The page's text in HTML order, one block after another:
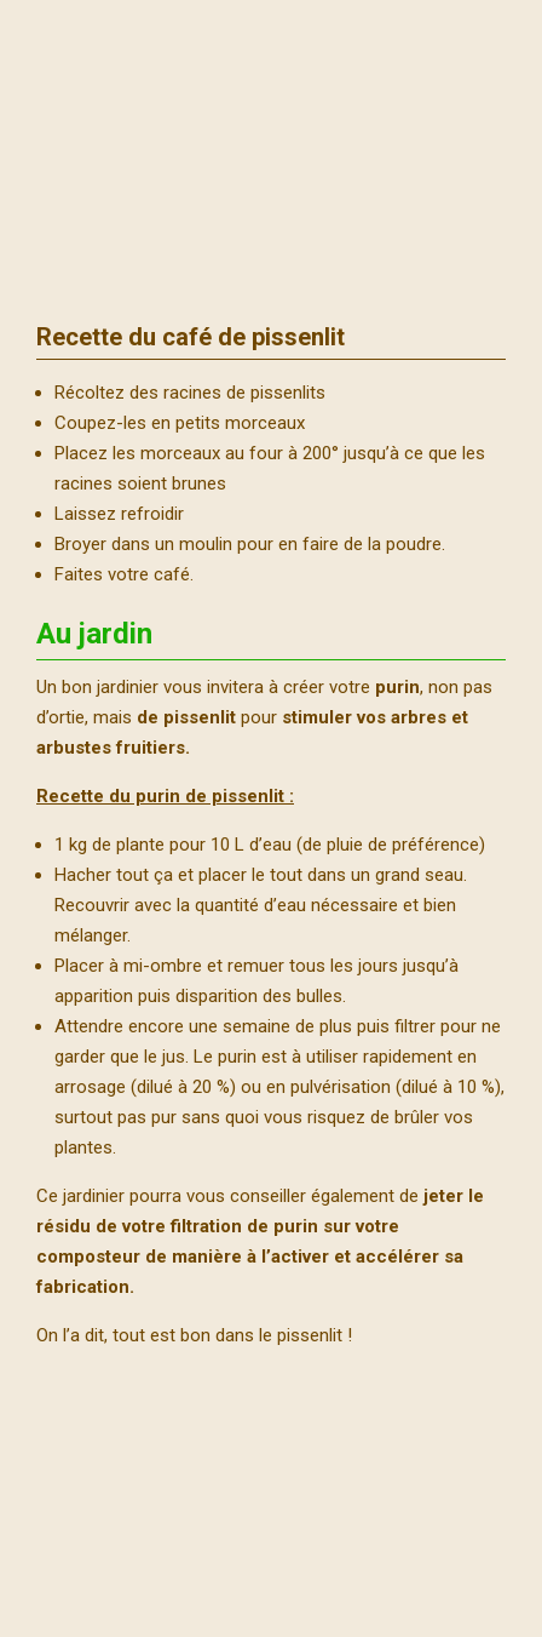
Recette du café de pissenlit
Récoltez des racines de pissenlits
Coupez-les en petits morceaux
Placez les morceaux au four à 200° jusqu’à ce que les
racines soient brunes
Laissez refroidir
Broyer dans un moulin pour en faire de la poudre.
Faites votre café.
Au jardin
Un bon jardinier vous invitera à créer votre purin, non pas
d’ortie, mais de pissenlit pour stimuler vos arbres et
arbustes fruitiers.
Recette du purin de pissenlit :
1 kg de plante pour 10 L d’eau (de pluie de préférence)
Hacher tout ça et placer le tout dans un grand seau.
Recouvrir avec la quantité d’eau nécessaire et bien
mélanger.
Placer à mi-ombre et remuer tous les jours jusqu’à
apparition puis disparition des bulles.
Attendre encore une semaine de plus puis filtrer pour ne
garder que le jus. Le purin est à utiliser rapidement en
arrosage (dilué à 20 %) ou en pulvérisation (dilué à 10 %),
surtout pas pur sans quoi vous risquez de brûler vos
plantes.
Ce jardinier pourra vous conseiller également de jeter le
résidu de votre filtration de purin sur votre
composteur de manière à l’activer et accélérer sa
fabrication.
On l’a dit, tout est bon dans le pissenlit !